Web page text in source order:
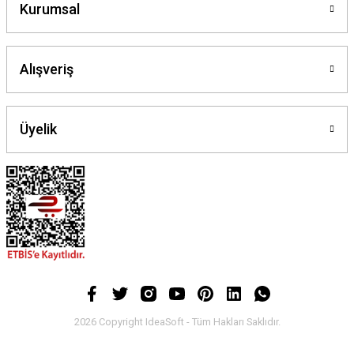
Kurumsal
Alışveriş
Üyelik
2026 Copyright IdeaSoft - Tüm Hakları Saklıdır.